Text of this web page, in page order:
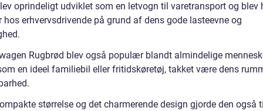
oprindeligt udviklet som en letvogn til varetransport og blev
erhvervsdrivende på grund af dens gode lasteevne og
Rugbrød blev også populær blandt almindelige
en ideel familiebil eller fritidskøretøj, takket være dens
størrelse og det charmerende design gjorde den også